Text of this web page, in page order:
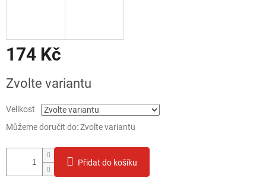
174 Kč
cena:
Zvolte variantu
Velikost
Můžeme doručit do:Zvolte variantu
Přidat do košíku